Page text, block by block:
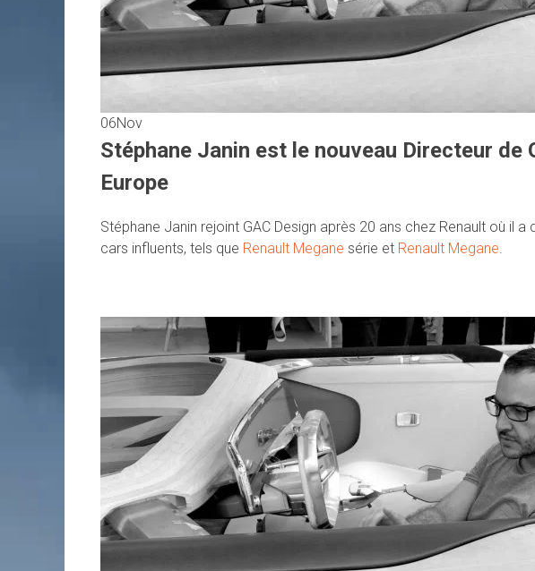
06Nov
Stéphane Janin est le nouveau Directeur de
Europe
Stéphane Janin rejoint GAC Design après 20 ans chez Renault où il
cars influents, tels que Renault Megane série et Renault Megane.